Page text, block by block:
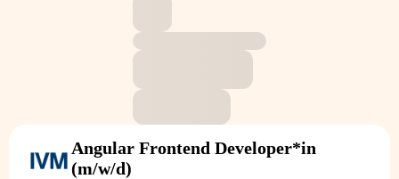
Angular Frontend Developer*in
(m/w/d)